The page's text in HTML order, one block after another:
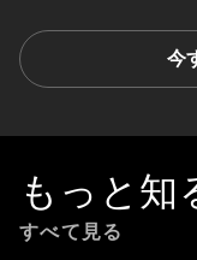
今
もっと知
すべて見る